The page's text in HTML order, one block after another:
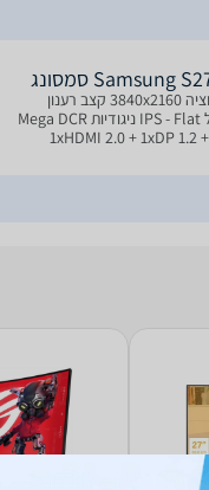
S27A804NMM מותג Samsung גודל 26.9" רזולוציה 3840x2160 קצב רענון
60Hz זמן תגובה 5ms בהירות 300cd/m2 סוג פנל IPS - Flat ניגודיות Mega DCR
יחס גובה רוחב 16:9 סוגי חיבורים 1xHDMI 2.0 + 1xDP 1.2 + Headphone +